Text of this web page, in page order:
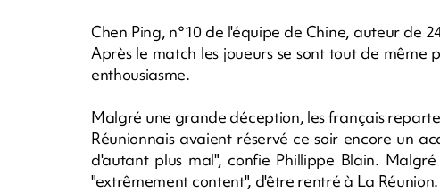
Chen Ping, n°10 de l'équipe de Chine, auteur de
Après le match les joueurs se sont tout de
enthousiasme.
Malgré une grande déception, les français
Réunionnais avaient réservé ce soir encore un
d'autant plus mal", confie Phillippe Blain.
"extrêmement content", d'être rentré à La Réunion.